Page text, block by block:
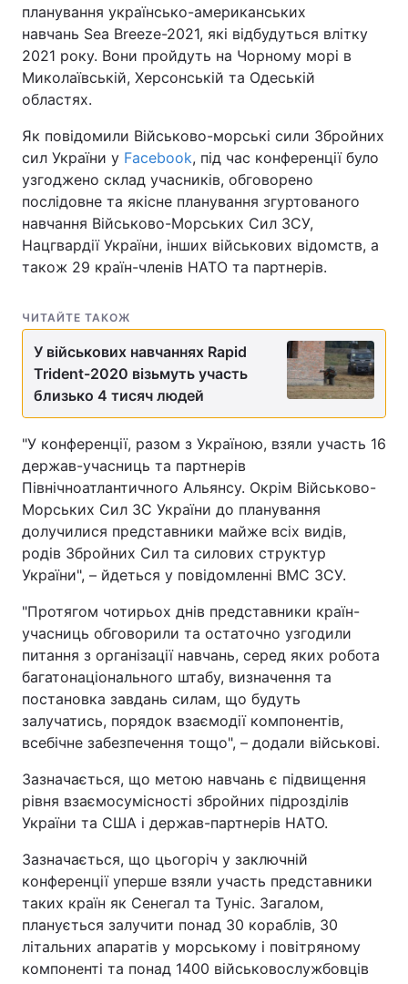
планування українсько-американських
навчань Sea Breeze-2021, які відбудуться влітку
2021 року. Вони пройдуть на Чорному морі в
Миколаївській, Херсонській та Одеській
областях.
Як повідомили Військово-морські сили Збройних
сил України у Facebook, під час конференції було
узгоджено склад учасників, обговорено
послідовне та якісне планування згуртованого
навчання Військово-Морських Сил ЗСУ,
Нацгвардії України, інших військових відомств, а
також 29 країн-членів НАТО та партнерів.
ЧИТАЙТЕ ТАКОЖ
У військових навчаннях Rapid
Trident-2020 візьмуть участь
близько 4 тисяч людей
"У конференції, разом з Україною, взяли участь 16
держав-учасниць та партнерів
Північноатлантичного Альянсу. Окрім Військово-
Морських Сил ЗС України до планування
долучилися представники майже всіх видів,
родів Збройних Сил та силових структур
України", – йдеться у повідомленні ВМС ЗСУ.
"Протягом чотирьох днів представники країн-
учасниць обговорили та остаточно узгодили
питання з організації навчань, серед яких робота
багатонаціонального штабу, визначення та
постановка завдань силам, що будуть
залучатись, порядок взаємодії компонентів,
всебічне забезпечення тощо", – додали військові.
Зазначається, що метою навчань є підвищення
рівня взаємосумісності збройних підрозділів
України та США і держав-партнерів НАТО.
Зазначається, що цьогоріч у заключній
конференції уперше взяли участь представники
таких країн як Сенегал та Туніс. Загалом,
планується залучити понад 30 кораблів, 30
літальних апаратів у морському і повітряному
компоненті та понад 1400 військовослужбовців